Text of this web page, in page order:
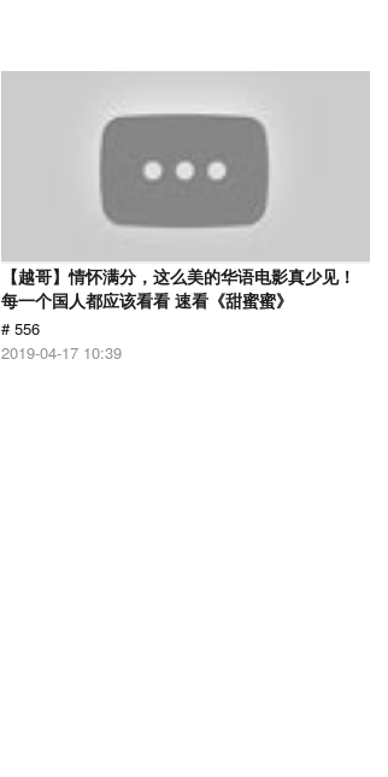
【越哥】情怀满分，这么美的华语电影真少见！
每一个国人都应该看看 速看《甜蜜蜜》
# 556
2019-04-17 10:39